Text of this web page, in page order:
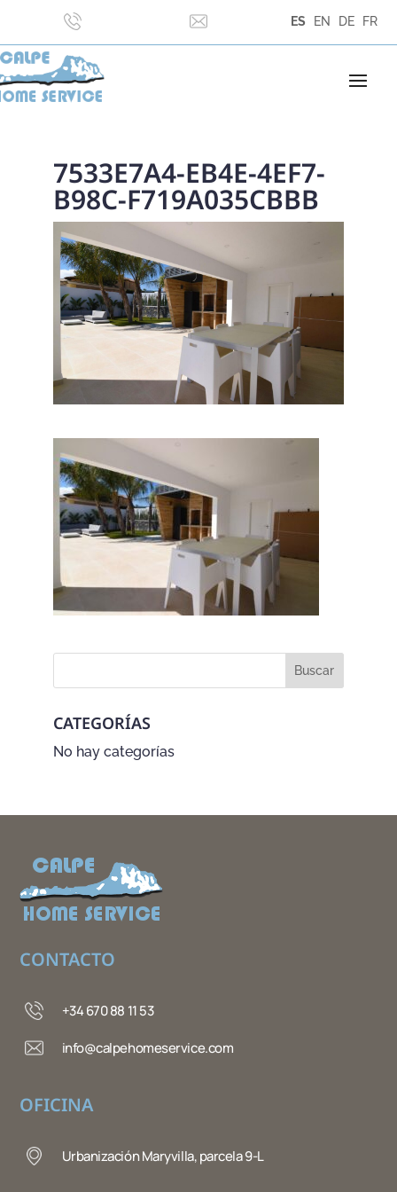
ES EN DE FR
7533E7A4-EB4E-4EF7-
B98C-F719A035CBBB
CATEGORÍAS
No hay categorías
CONTACTO
+34 670 88 11 53
info@calpehomeservice.com
OFICINA
Urbanización Maryvilla, parcela 9-L